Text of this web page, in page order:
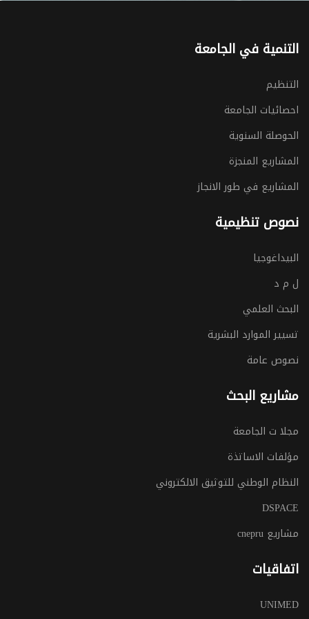
التنمية في الجامعة
التنظيم
احصائيات الجامعة
الحوصلة السنوية
المشاريع المنجزة
المشاريع في طور الانجاز
نصوص تنظيمية
البيداغوجيا
ل م د
البحث العلمي
تسيير الموارد البشرية
نصوص عامة
مشاريع البحث
مجلا ت الجامعة
مؤلفات الاساتذة
النظام الوطني للتوثيق الالكتروني
DSPACE
مشاريع cnepru
اتفاقيات
UNIMED